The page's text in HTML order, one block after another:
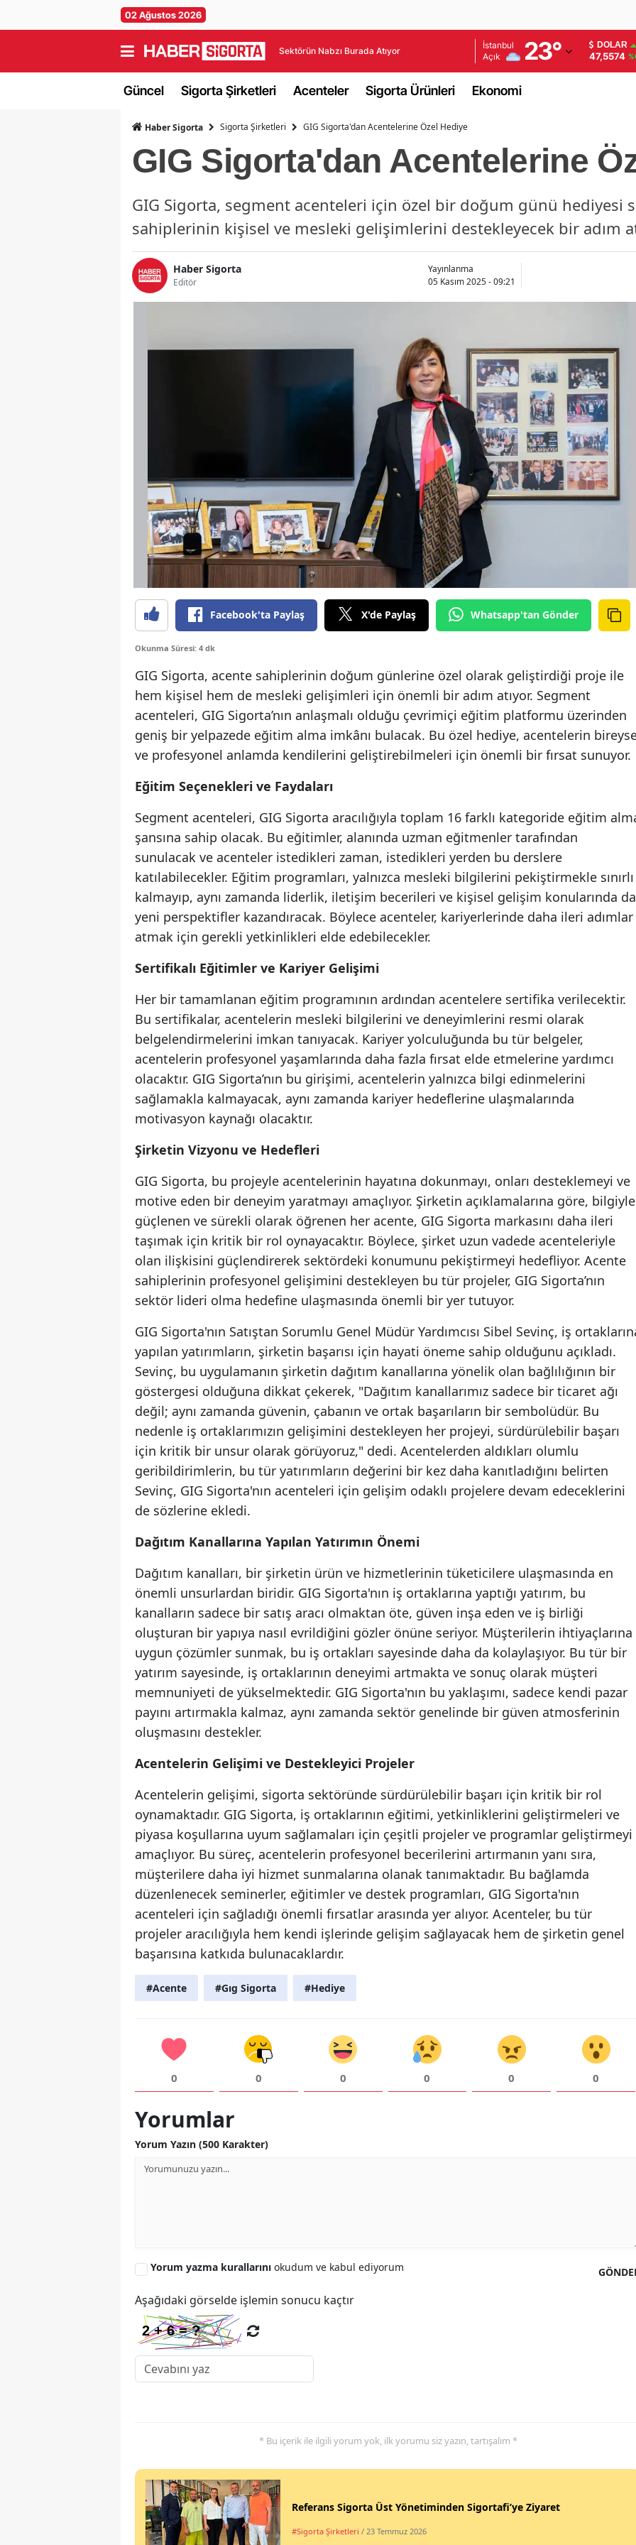
02 Ağustos 2026
Sektörün Nabzı Burada Atıyor
İstanbul
Açık
23°
Adana
Adıyaman
Afyonkarahisar
Amasya
Antalya
Aydın
Balıkesir
Bingöl
Bitlis
Bolu
Burdur
Bursa
Çanakkale
Diyarbakır
Elazığ
Erzincan
Erzurum
Giresun
Gümüşhane
Hakkari
Hatay
İstanbul
İzmir
Kars
Kastamonu
Kırşehir
Kocaeli
Konya
Kütahya
Manisa
Kahramanmaraş
Muğla
Muş
Nevşehir
Niğde
Sakarya
Samsun
Siirt
Sinop
Sivas
Trabzon
Tunceli
Uşak
Yozgat
Karaman
Kırıkkale
DOLAR
47,5574
Güncel Sigorta Şirketleri Acenteler Sigorta Ürünleri Ekonomi
Haber Sigorta Sigorta Şirketleri GIG Sigorta'dan Acentelerine Özel Hediye
GIG Sigorta'dan Acentelerine
GIG Sigorta, segment acenteleri için özel bir doğum günü hediyesi
sahiplerinin kişisel ve mesleki gelişimlerini destekleyecek bir adım
Haber Sigorta
Editör
Yayınlanma
05 Kasım 2025 - 09:21
Facebook'ta Paylaş X'de Paylaş Whatsapp'tan Gönder
Okunma Süresi: 4 dk
GIG Sigorta, acente sahiplerinin doğum günlerine özel olarak geliştirdiği proje ile
hem kişisel hem de mesleki gelişimleri için önemli bir adım atıyor. Segment
acenteleri, GIG Sigorta’nın anlaşmalı olduğu çevrimiçi eğitim platformu üzerinden
geniş bir yelpazede eğitim alma imkânı bulacak. Bu özel hediye, acentelerin
ve profesyonel anlamda kendilerini geliştirebilmeleri için önemli bir fırsat sunuyor.
Eğitim Seçenekleri ve Faydaları
Segment acenteleri, GIG Sigorta aracılığıyla toplam 16 farklı kategoride eğitim
şansına sahip olacak. Bu eğitimler, alanında uzman eğitmenler tarafından
sunulacak ve acenteler istedikleri zaman, istedikleri yerden bu derslere
katılabilecekler. Eğitim programları, yalnızca mesleki bilgilerini pekiştirmekle sınırlı
kalmayıp, aynı zamanda liderlik, iletişim becerileri ve kişisel gelişim konularında da
yeni perspektifler kazandıracak. Böylece acenteler, kariyerlerinde daha ileri adımlar
atmak için gerekli yetkinlikleri elde edebilecekler.
Sertifikalı Eğitimler ve Kariyer Gelişimi
Her bir tamamlanan eğitim programının ardından acentelere sertifika verilecektir.
Bu sertifikalar, acentelerin mesleki bilgilerini ve deneyimlerini resmi olarak
belgelendirmelerini imkan tanıyacak. Kariyer yolculuğunda bu tür belgeler,
acentelerin profesyonel yaşamlarında daha fazla fırsat elde etmelerine yardımcı
olacaktır. GIG Sigorta’nın bu girişimi, acentelerin yalnızca bilgi edinmelerini
sağlamakla kalmayacak, aynı zamanda kariyer hedeflerine ulaşmalarında
motivasyon kaynağı olacaktır.
Şirketin Vizyonu ve Hedefleri
GIG Sigorta, bu projeyle acentelerinin hayatına dokunmayı, onları desteklemeyi ve
motive eden bir deneyim yaratmayı amaçlıyor. Şirketin açıklamalarına göre, bilgiyle
güçlenen ve sürekli olarak öğrenen her acente, GIG Sigorta markasını daha ileri
taşımak için kritik bir rol oynayacaktır. Böylece, şirket uzun vadede acenteleriyle
olan ilişkisini güçlendirerek sektördeki konumunu pekiştirmeyi hedefliyor. Acente
sahiplerinin profesyonel gelişimini destekleyen bu tür projeler, GIG Sigorta’nın
sektör lideri olma hedefine ulaşmasında önemli bir yer tutuyor.
GIG Sigorta'nın Satıştan Sorumlu Genel Müdür Yardımcısı Sibel Sevinç, iş
yapılan yatırımların, şirketin başarısı için hayati öneme sahip olduğunu açıkladı.
Sevinç, bu uygulamanın şirketin dağıtım kanallarına yönelik olan bağlılığının bir
göstergesi olduğuna dikkat çekerek, "Dağıtım kanallarımız sadece bir ticaret ağı
değil; aynı zamanda güvenin, çabanın ve ortak başarıların bir sembolüdür. Bu
nedenle iş ortaklarımızın gelişimini destekleyen her projeyi, sürdürülebilir başarı
için kritik bir unsur olarak görüyoruz," dedi. Acentelerden aldıkları olumlu
geribildirimlerin, bu tür yatırımların değerini bir kez daha kanıtladığını belirten
Sevinç, GIG Sigorta'nın acenteleri için gelişim odaklı projelere devam edeceklerini
de sözlerine ekledi.
Dağıtım Kanallarına Yapılan Yatırımın Önemi
Dağıtım kanalları, bir şirketin ürün ve hizmetlerinin tüketicilere ulaşmasında en
önemli unsurlardan biridir. GIG Sigorta'nın iş ortaklarına yaptığı yatırım, bu
kanalların sadece bir satış aracı olmaktan öte, güven inşa eden ve iş birliği
oluşturan bir yapıya nasıl evrildiğini gözler önüne seriyor. Müşterilerin ihtiyaçlarına
uygun çözümler sunmak, bu iş ortakları sayesinde daha da kolaylaşıyor. Bu tür bir
yatırım sayesinde, iş ortaklarının deneyimi artmakta ve sonuç olarak müşteri
memnuniyeti de yükselmektedir. GIG Sigorta'nın bu yaklaşımı, sadece kendi pazar
payını artırmakla kalmaz, aynı zamanda sektör genelinde bir güven atmosferinin
oluşmasını destekler.
Acentelerin Gelişimi ve Destekleyici Projeler
Acentelerin gelişimi, sigorta sektöründe sürdürülebilir başarı için kritik bir rol
oynamaktadır. GIG Sigorta, iş ortaklarının eğitimi, yetkinliklerini geliştirmeleri ve
piyasa koşullarına uyum sağlamaları için çeşitli projeler ve programlar geliştirmeyi
amaçlıyor. Bu süreç, acentelerin profesyonel becerilerini artırmanın yanı sıra,
müşterilere daha iyi hizmet sunmalarına olanak tanımaktadır. Bu bağlamda
düzenlenecek seminerler, eğitimler ve destek programları, GIG Sigorta'nın
acenteleri için sağladığı önemli fırsatlar arasında yer alıyor. Acenteler, bu tür
projeler aracılığıyla hem kendi işlerinde gelişim sağlayacak hem de şirketin genel
başarısına katkıda bulunacaklardır.
#Acente #Gıg Sigorta #Hediye
0 0 0 0 0 0
Yorumlar
Yorum Yazın (500 Karakter)
Yorum yazma kurallarını okudum ve kabul ediyorum
Aşağıdaki görselde işlemin sonucu kaçtır
* Bu içerik ile ilgili yorum yok, ilk yorumu siz yazın, tartışalım *
Referans Sigorta Üst Yönetiminden Sigortafi’ye Ziyaret
#Sigorta Şirketleri / 23 Temmuz 2026